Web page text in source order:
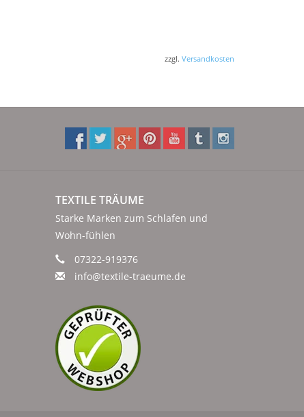
zzgl. Versandkosten
TEXTILE TRÄUME
Starke Marken zum Schlafen und
Wohn-fühlen
07322-919376
info@textile-traeume.de